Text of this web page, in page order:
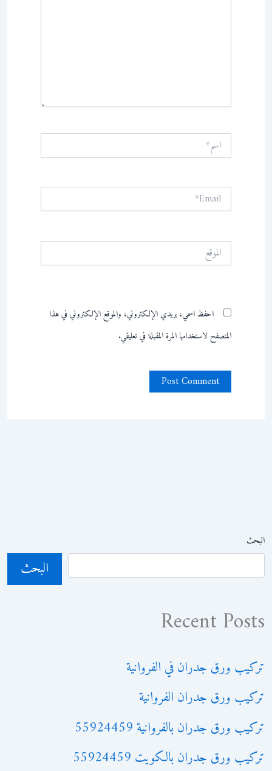
البحث
البحث
Recent Posts
تركيب ورق جدران في الفروانية
تركيب ورق جدران الفروانية
تركيب ورق جدران بالفروانية 55924459
تركيب ورق جدران بالكويت 55924459
اسم*
Email*
الموقع
احفظ اسمي، بريدي الإلكتروني، والموقع الإلكتروني في هذا
المتصفح لاستخدامها المرة المقبلة في تعليقي.